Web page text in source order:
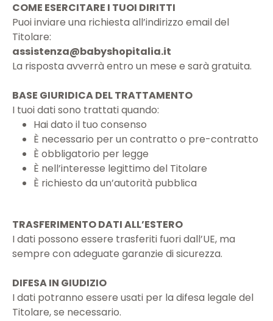
COME ESERCITARE I TUOI DIRITTI
Puoi inviare una richiesta all’indirizzo email del
Titolare:
assistenza@babyshopitalia.it
La risposta avverrà entro un mese e sarà gratuita.
BASE GIURIDICA DEL TRATTAMENTO
I tuoi dati sono trattati quando:
Hai dato il tuo consenso
È necessario per un contratto o pre-contratto
È obbligatorio per legge
È nell’interesse legittimo del Titolare
È richiesto da un’autorità pubblica
TRASFERIMENTO DATI ALL’ESTERO
I dati possono essere trasferiti fuori dall’UE, ma
sempre con adeguate garanzie di sicurezza.
DIFESA IN GIUDIZIO
I dati potranno essere usati per la difesa legale del
Titolare, se necessario.